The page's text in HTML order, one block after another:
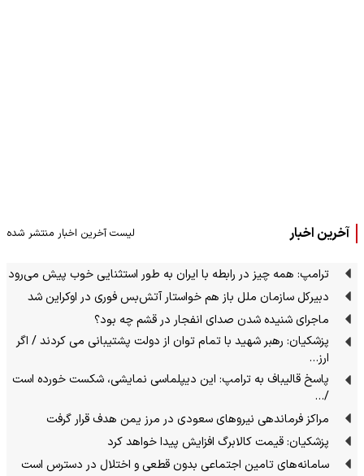
آخرین اخبار لیست آخرین اخبار منتشر شده
ترامپ: همه چیز در رابطه با ایران به طور استثنایی خوب پیش می‌رود
دبیرکل سازمان ملل باز هم خواستار آتش‌بس فوری در اوکراین شد
ماجرای شنیده شدن صدای انفجار در قشم چه بود؟
پزشکیان: رهبر شهید با تمام توان از دولت پشتیبانی می کردند / اگر
ارز…
پاسخ قالیباف به ترامپ: این دیپلماسی نمایشی، شکست خورده است
/…
مراکز فرماندهی نیروهای سعودی در مرز یمن هدف قرار گرفت
پزشکیان: قیمت کالابرگ افزایش پیدا خواهد کرد
سامانه‌های تامین اجتماعی بدون قطعی و اختلال در دسترس است